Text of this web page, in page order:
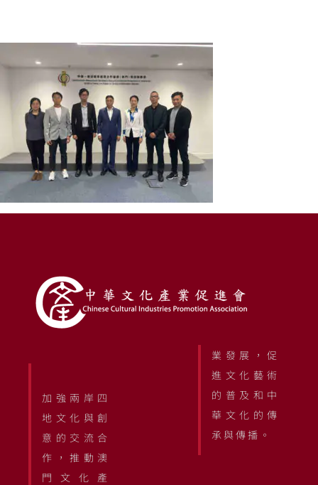
加強兩岸四
地文化與創
意的交流合
作，推動澳
門文化產
業發展，促
進文化藝術
的普及和中
華文化的傳
承與傳播。